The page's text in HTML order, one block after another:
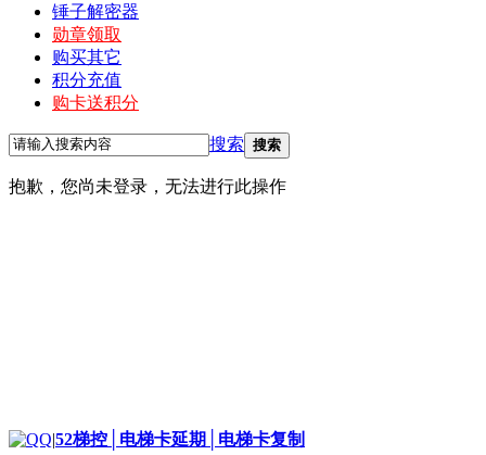
锤子解密器
勋章领取
购买其它
积分充值
购卡送积分
搜索 搜索
抱歉，您尚未登录，无法进行此操作
|52梯控│电梯卡延期│电梯卡复制